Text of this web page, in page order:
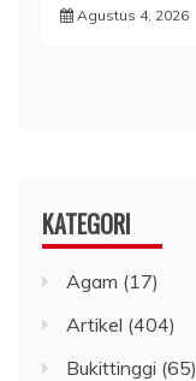
Agustus 4, 2026
KATEGORI
Agam (17)
Artikel (404)
Bukittinggi (65)